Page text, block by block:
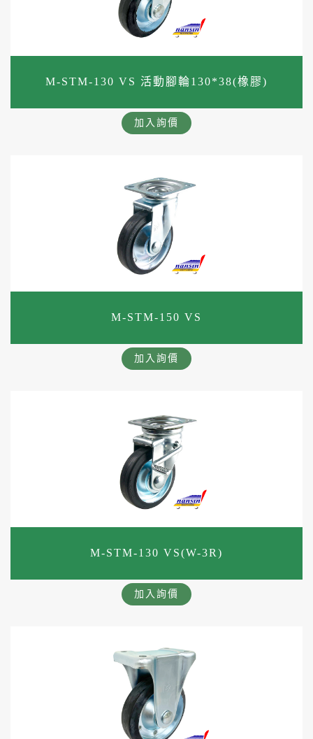
M-STM-130 VS 活動腳輪130*38(橡膠)
加入詢價
M-STM-150 VS
加入詢價
M-STM-130 VS(W-3R)
加入詢價